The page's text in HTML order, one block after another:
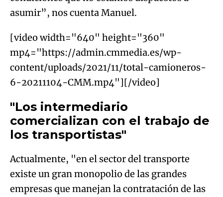
asumir”, nos cuenta Manuel.
[video width="640" height="360"
mp4="https://admin.cmmedia.es/wp-
content/uploads/2021/11/total-camioneros-
6-20211104-CMM.mp4"][/video]
"Los intermediario
comercializan con el trabajo de
los transportistas"
Actualmente, "en el sector del transporte
existe un gran monopolio de las grandes
empresas que manejan la contratación de las